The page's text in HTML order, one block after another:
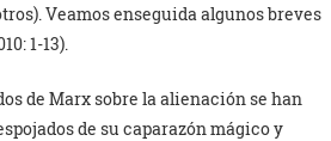
Veamos enseguida algunos breves
1-13).
de Marx sobre la alienación se han
de su caparazón mágico y